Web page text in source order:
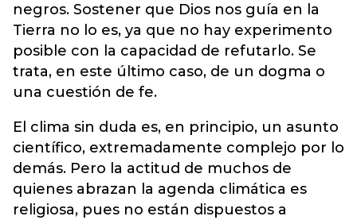
negros. Sostener que Dios nos guía en la
Tierra no lo es, ya que no hay experimento
posible con la capacidad de refutarlo. Se
trata, en este último caso, de un dogma o
una cuestión de fe.
El clima sin duda es, en principio, un asunto
científico, extremadamente complejo por lo
demás. Pero la actitud de muchos de
quienes abrazan la agenda climática es
religiosa, pues no están dispuestos a